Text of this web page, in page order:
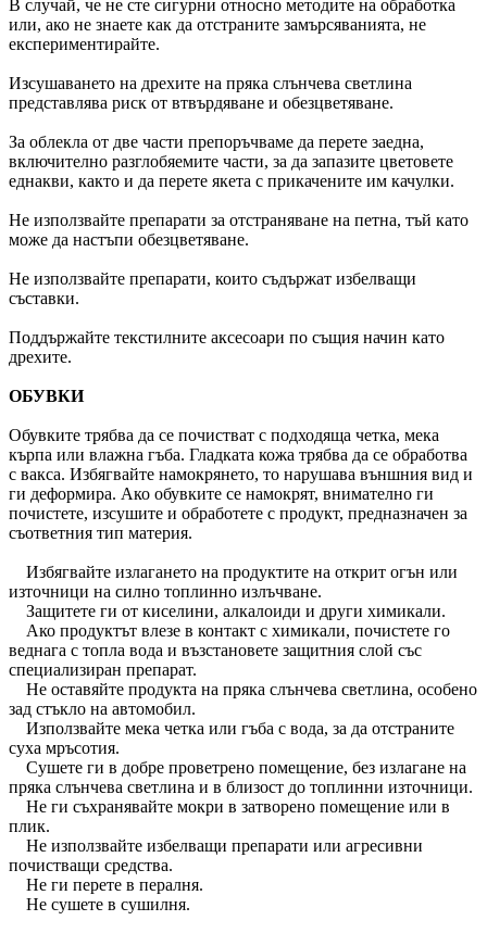
В случай, че не сте сигурни относно методите на обработка
или, ако не знаете как да отстраните замърсяванията, не
експериментирайте.
Изсушаването на дрехите на пряка слънчева светлина
представлява риск от втвърдяване и обезцветяване.
За облекла от две части препоръчваме да перете заедна,
включително разглобяемите части, за да запазите цветовете
еднакви, както и да перете якета с прикачените им качулки.
Не използвайте препарати за отстраняване на петна, тъй като
може да настъпи обезцветяване.
Не използвайте препарати, които съдържат избелващи
съставки.
Поддържайте текстилните аксесоари по същия начин като
дрехите.
ОБУВКИ
Обувките трябва да се почистват с подходяща четка, мека
кърпа или влажна гъба. Гладката кожа трябва да се обработва
с вакса. Избягвайте намокрянето, то нарушава външния вид и
ги деформира. Ако обувките се намокрят, внимателно ги
почистете, изсушите и обработете с продукт, предназначен за
съответния тип материя.
Избягвайте излагането на продуктите на открит огън или
източници на силно топлинно излъчване.
Защитете ги от киселини, алкалоиди и други химикали.
Ако продуктът влезе в контакт с химикали, почистете го
веднага с топла вода и възстановете защитния слой със
специализиран препарат.
Не оставяйте продукта на пряка слънчева светлина, особено
зад стъкло на автомобил.
Използвайте мека четка или гъба с вода, за да отстраните
суха мръсотия.
Сушете ги в добре проветрено помещение, без излагане на
пряка слънчева светлина и в близост до топлинни източници.
Не ги съхранявайте мокри в затворено помещение или в
плик.
Не използвайте избелващи препарати или агресивни
почистващи средства.
Не ги перете в пералня.
Не сушете в сушилня.